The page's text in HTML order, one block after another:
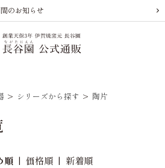
のお知らせ
> シリーズから探す > 陶片
順| 価格順| 新着順